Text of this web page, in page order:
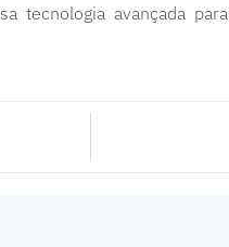
tecnologia avançada para